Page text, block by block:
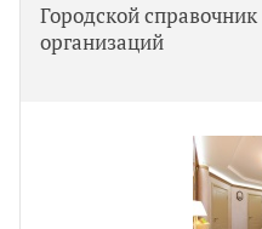
Городской справочник
организаций